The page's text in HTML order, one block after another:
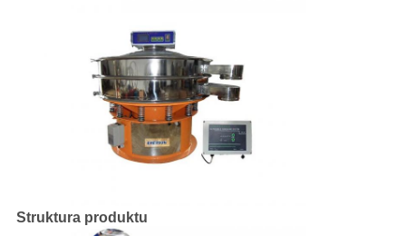
Struktura produktu